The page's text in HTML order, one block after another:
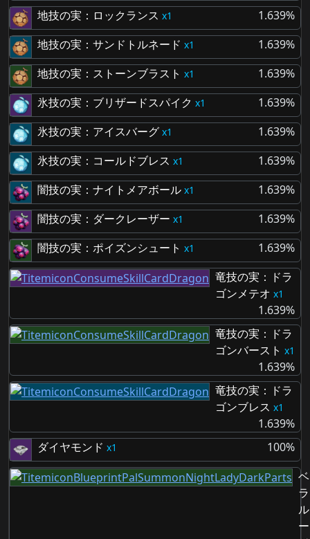
地技の実：ロックランス 1
1.639%
地技の実：サンドトルネード
1
1.639%
地技の実：ストーンブラスト
1
1.639%
氷技の実：ブリザードスパイク
1
1.639%
氷技の実：アイスバーグ
1
1.639%
氷技の実：コールドブレス
1
1.639%
闇技の実：ナイトメアボール
1
1.639%
闇技の実：ダークレーザー
1
1.639%
闇技の実：ポイズンシュート
1
1.639%
竜技の実：ドラ
ゴンメテオ
1
1.639%
竜技の実：ドラ
ゴンバースト
1
1.639%
竜技の実：ドラ
ゴンブレス
1
1.639%
ダイヤモンド
1
100%
ベ
ラ
ル
ー